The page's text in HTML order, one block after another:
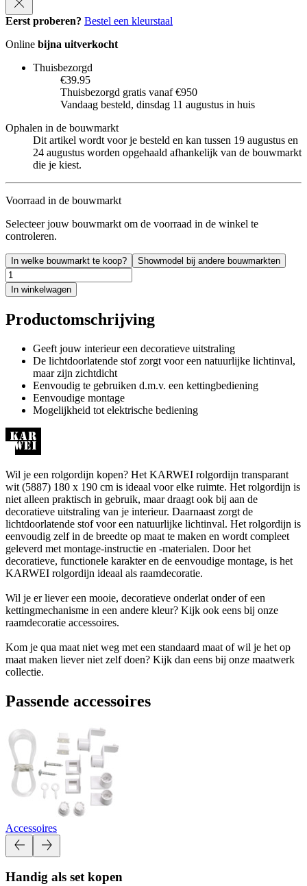
Eerst proberen? Bestel een kleurstaal
Online bijna uitverkocht
Thuisbezorgd
€39.95
Thuisbezorgd gratis vanaf €950
Vandaag besteld, dinsdag 11 augustus in huis
Ophalen in de bouwmarkt
Dit artikel wordt voor je besteld en kan tussen 19 augustus en
24 augustus worden opgehaald afhankelijk van de bouwmarkt
die je kiest.
Voorraad in de bouwmarkt
Selecteer jouw bouwmarkt om de voorraad in de winkel te
controleren.
In welke bouwmarkt te koop? Showmodel bij andere bouwmarkten
In winkelwagen
Productomschrijving
Geeft jouw interieur een decoratieve uitstraling
De lichtdoorlatende stof zorgt voor een natuurlijke lichtinval,
maar zijn zichtdicht
Eenvoudig te gebruiken d.m.v. een kettingbediening
Eenvoudige montage
Mogelijkheid tot elektrische bediening
Wil je een rolgordijn kopen? Het KARWEI rolgordijn transparant
wit (5887) 180 x 190 cm is ideaal voor elke ruimte. Het rolgordijn is
niet alleen praktisch in gebruik, maar draagt ook bij aan de
decoratieve uitstraling van je interieur. Daarnaast zorgt de
lichtdoorlatende stof voor een natuurlijke lichtinval. Het rolgordijn is
eenvoudig zelf in de breedte op maat te maken en wordt compleet
geleverd met montage-instructie en -materialen. Door het
decoratieve, functionele karakter en de eenvoudige montage, is het
KARWEI rolgordijn ideaal als raamdecoratie.
Wil je er liever een mooie, decoratieve onderlat onder of een
kettingmechanisme in een andere kleur? Kijk ook eens bij onze
raamdecoratie accessoires.
Kom je qua maat niet weg met een standaard maat of wil je het op
maat maken liever niet zelf doen? Kijk dan eens bij onze maatwerk
collectie.
Passende accessoires
Accessoires
Handig als set kopen